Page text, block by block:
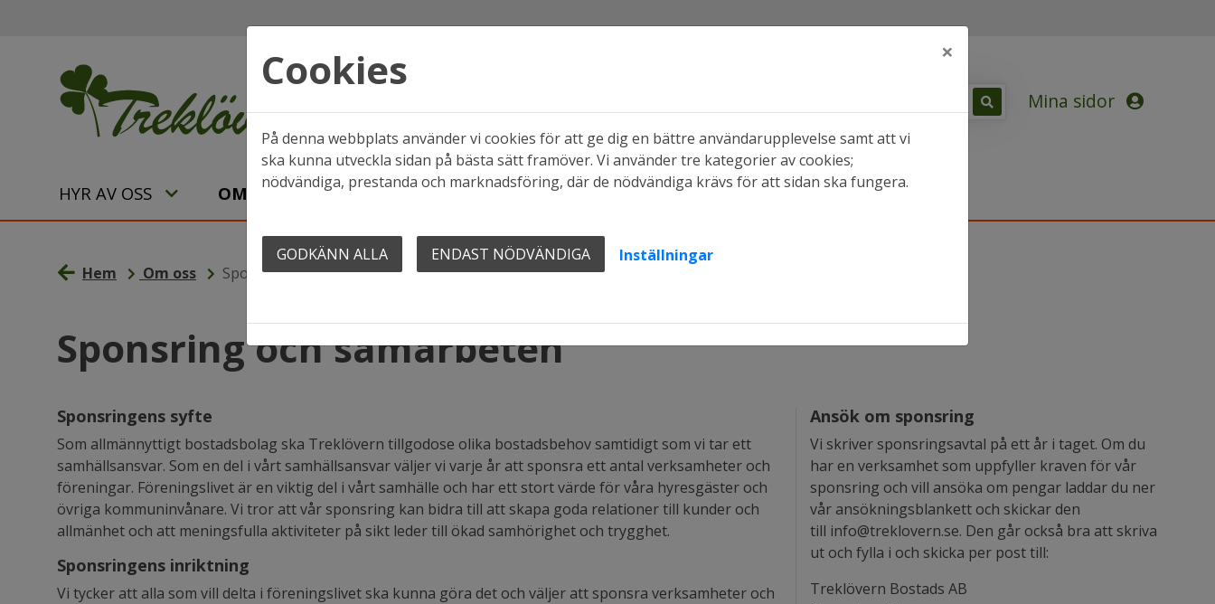
Mina sidor
HYR AV OSS OM OSS
Hem Om oss Sponsring och samarbeten
Sponsring och samarbeten
Sponsringens syfte
Som allmännyttigt bostadsbolag ska Treklövern tillgodose olika bostadsbehov samtidigt som vi tar ett
samhällsansvar. Som en del i vårt samhällsansvar väljer vi varje år att sponsra ett antal verksamheter och
föreningar. Föreningslivet är en viktig del i vårt samhälle och har ett stort värde för våra hyresgäster och
övriga kommuninvånare. Vi tror att vår sponsring kan bidra till att skapa goda relationer till kunder och
allmänhet och att meningsfulla aktiviteter på sikt leder till ökad samhörighet och trygghet.
Sponsringens inriktning
Vi tycker att alla som vill delta i föreningslivet ska kunna göra det och väljer att sponsra verksamheter och
Ansök om sponsring
Vi skriver sponsringsavtal på ett år i taget. Om du
har en verksamhet som uppfyller kraven för vår
sponsring och vill ansöka om pengar laddar du ner
vår ansökningsblankett och skickar den
till info@treklovern.se. Den går också bra att skriva
ut och fylla i och skicka per post till:
Treklövern Bostads AB
Cookies ×
På denna webbplats använder vi cookies för att ge dig en bättre användarupplevelse samt att vi
ska kunna utveckla sidan på bästa sätt framöver. Vi använder tre kategorier av cookies;
nödvändiga, prestanda och marknadsföring, där de nödvändiga krävs för att sidan ska fungera.
GODKÄNN ALLA ENDAST NÖDVÄNDIGA Inställningar